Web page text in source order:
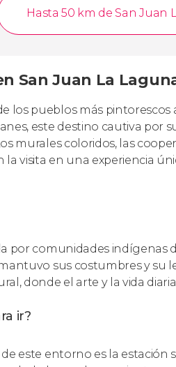
Hasta 50 km de San Juan
San Juan La
los pueblos más
este destino cautiva por
murales coloridos, las
visita en una experiencia
por comunidades indígenas
sus costumbres y su
donde el arte y la vida
ir?
este entorno es la estación